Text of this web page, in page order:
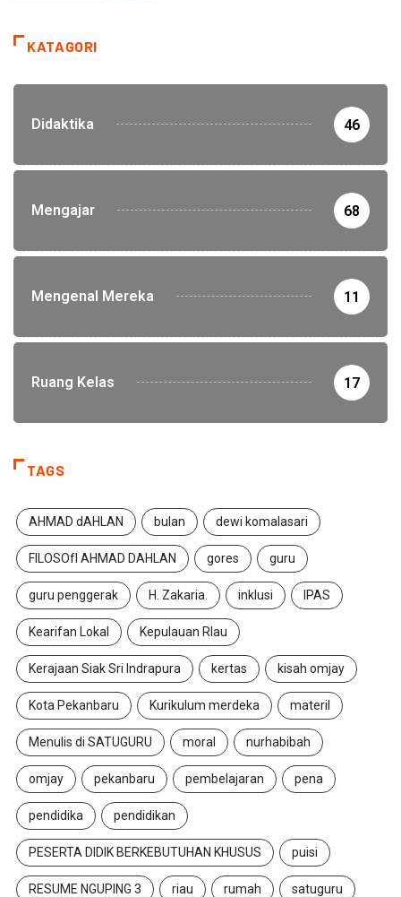
KATAGORI
Didaktika 46
Mengajar 68
Mengenal Mereka 11
Ruang Kelas 17
TAGS
AHMAD dAHLAN bulan dewi komalasari
FILOSOfI AHMAD DAHLAN gores guru
guru penggerak H. Zakaria. inklusi IPAS
Kearifan Lokal Kepulauan RIau
Kerajaan Siak Sri Indrapura kertas kisah omjay
Kota Pekanbaru Kurikulum merdeka materil
Menulis di SATUGURU moral nurhabibah
omjay pekanbaru pembelajaran pena
pendidika pendidikan
PESERTA DIDIK BERKEBUTUHAN KHUSUS puisi
RESUME NGUPING 3 riau rumah satuguru